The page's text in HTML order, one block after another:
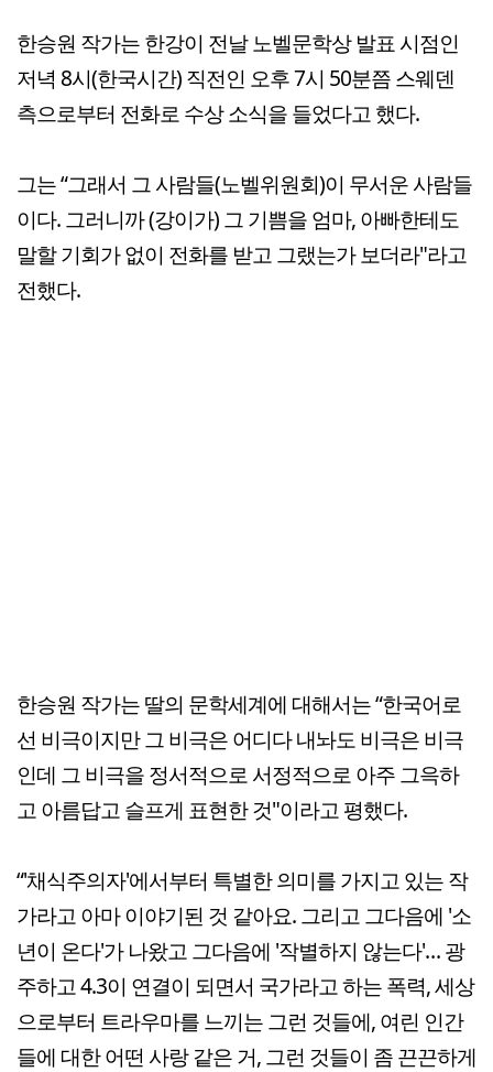
한승원 작가는 한강이 전날 노벨문학상 발표 시점인
저녁 8시(한국시간) 직전인 오후 7시 50분쯤 스웨덴
측으로부터 전화로 수상 소식을 들었다고 했다.
그는 “그래서 그 사람들(노벨위원회)이 무서운 사람들
이다. 그러니까 (강이가) 그 기쁨을 엄마, 아빠한테도
말할 기회가 없이 전화를 받고 그랬는가 보더라"라고
전했다.
한승원 작가는 딸의 문학세계에 대해서는 “한국어로
선 비극이지만 그 비극은 어디다 내놔도 비극은 비극
인데 그 비극을 정서적으로 서정적으로 아주 그윽하
고 아름답고 슬프게 표현한 것"이라고 평했다.
“'채식주의자'에서부터 특별한 의미를 가지고 있는 작
가라고 아마 이야기된 것 같아요. 그리고 그다음에 '소
년이 온다'가 나왔고 그다음에 '작별하지 않는다'… 광
주하고 4.3이 연결이 되면서 국가라고 하는 폭력, 세상
으로부터 트라우마를 느끼는 그런 것들에, 여린 인간
들에 대한 어떤 사랑 같은 거, 그런 것들이 좀 끈끈하게